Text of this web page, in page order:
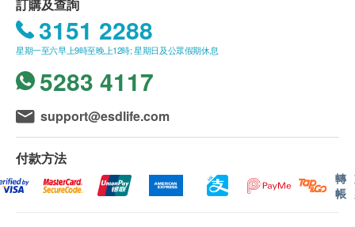
輸附加費)。
2. 我們將於確定訂單後3-5個工作天內安排發貨。
3. 不排除運送時間會因節日而有所影響。當八號
烈風訊號懸掛或黑色暴雨警告生效時，送貨服務時間
將會延遲。
4. 所有訂單須視乎相關貨品的供應情況再作最後
確認。倘若健康網購health.ESDlife未能提供任何訂單
上的貨品，健康網購health.ESDlife有權拒絕接受該訂
單，並且會於送貨前透過電話或電郵通知顧客再作安
排。
訂購及查詢
3151 2288
星期一至六早上9時至晚上12時; 星期日及公眾假期休息
5283 4117
support@esdlife.com
付款方法
轉
帳